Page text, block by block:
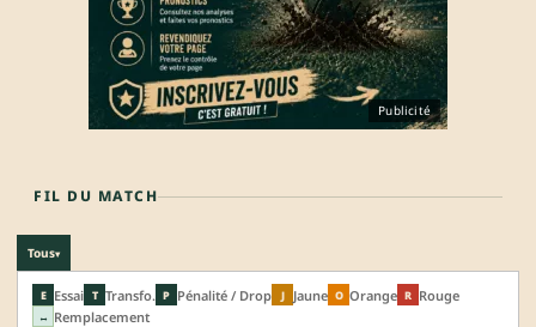
Publicité
FIL DU MATCH
Tous▾
E Essai T Transfo. P Pénalité / Drop J Jaune O Orange R Rouge
↔ Remplacement